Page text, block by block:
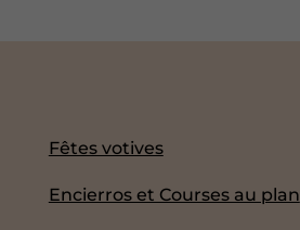
Fêtes votives
Encierros et Courses au plan